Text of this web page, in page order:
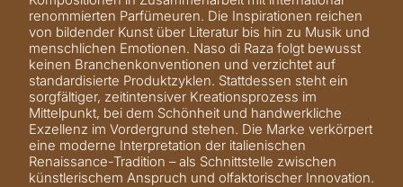
renommierten Parfümeuren. Die Inspirationen reichen
von bildender Kunst über Literatur bis hin zu Musik und
menschlichen Emotionen. Naso di Raza folgt bewusst
keinen Branchenkonventionen und verzichtet auf
standardisierte Produktzyklen. Stattdessen steht ein
sorgfältiger, zeitintensiver Kreationsprozess im
Mittelpunkt, bei dem Schönheit und handwerkliche
Exzellenz im Vordergrund stehen. Die Marke verkörpert
eine moderne Interpretation der italienischen
Renaissance-Tradition – als Schnittstelle zwischen
künstlerischem Anspruch und olfaktorischer Innovation.